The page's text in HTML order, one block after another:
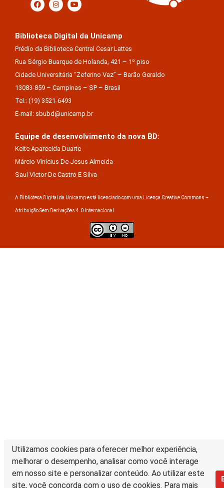
Utilizamos cookies para oferecer melhor experiência,
melhorar o desempenho, analisar como você interage
em nosso site e personalizar conteúdo. Ao utilizar este
site, você concorda com o uso de cookies. Para mais
Biblioteca Digital da Unicamp
Prédio da Biblioteca Central Cesar Lattes
Rua Sérgio Buarque de Holanda, 421 – 1º piso
Cidade Universitária “Zeferino Vaz” – Barão Geraldo
13083-859 – Campinas – SP – Brasil
Tel.: (19) 3521-6493
E-mail: sbubd@unicamp.br
Equipe de desenvolvimento da nova BD:
Keite Aparecida Duarte
Márcio Vinícius De Jesus Almeida
Saul Victor De Castro E Silva
A Biblioteca Digital da Unicamp está licenciado com uma Licença Creative Commons –
Atribuição Sem Derivações 4.0 Internacional